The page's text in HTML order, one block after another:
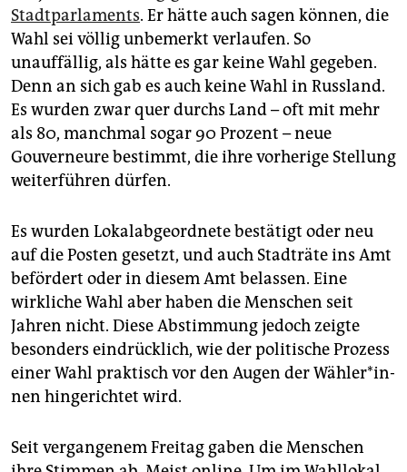
epaper login
Stadtparlaments. Er hätte auch sagen können, die
Wahl sei völlig unbemerkt verlaufen. So
unauffällig, als hätte es gar keine Wahl gegeben.
Denn an sich gab es auch keine Wahl in Russland.
Es wurden zwar quer durchs Land – oft mit mehr
als 80, manchmal sogar 90 Prozent – neue
Gouverneure bestimmt, die ihre vorherige Stellung
weiterführen dürfen.
Es wurden Lokalabgeordnete bestätigt oder neu
auf die Posten gesetzt, und auch Stadträte ins Amt
befördert oder in diesem Amt belassen. Eine
wirkliche Wahl aber haben die Menschen seit
Jahren nicht. Diese Abstimmung jedoch zeigte
besonders eindrücklich, wie der politische Prozess
einer Wahl praktisch vor den Augen der Wäh­le­r*in­
nen hingerichtet wird.
Seit vergangenem Freitag gaben die Menschen